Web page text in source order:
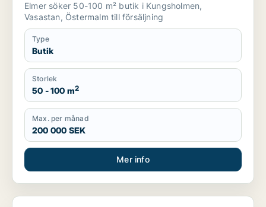
Elmer söker 50-100 m² butik i Kungsholmen,
Vasastan, Östermalm till försäljning
Type
Butik
Storlek
50 - 100 m2
Max. per månad
200 000 SEK
Mer info